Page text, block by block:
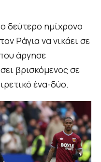
δεύτερο ημίχρονο
Ράγια να νικάει σε
άργησε
βρισκόμενος σε
ένα-δύο.